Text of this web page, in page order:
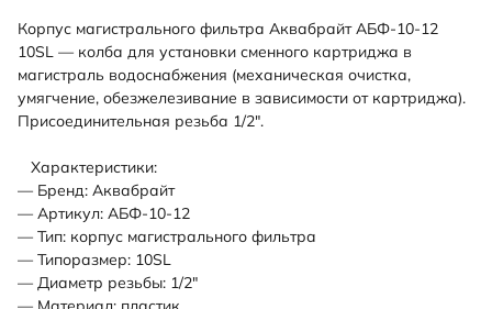
Корпус магистрального фильтра Аквабрайт АБФ-10-12
10SL — колба для установки сменного картриджа в
магистраль водоснабжения (механическая очистка,
умягчение, обезжелезивание в зависимости от картриджа).
Присоединительная резьба 1/2".
Характеристики:
— Бренд: Аквабрайт
— Артикул: АБФ-10-12
— Тип: корпус магистрального фильтра
— Типоразмер: 10SL
— Диаметр резьбы: 1/2"